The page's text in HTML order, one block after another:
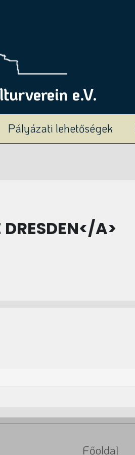
e.V.
Pályázati lehetőségek
A>
Főoldal